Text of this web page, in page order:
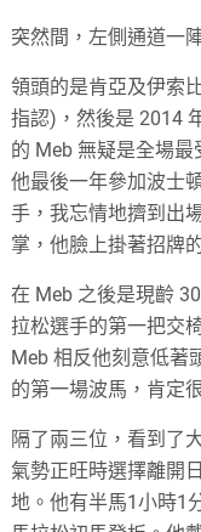
突然間，左側通道一
領頭的是肯亞及伊索
指認)，然後是 2014
的 Meb 無疑是全場
他最後一年參加波士
手，我忘情地擠到出
掌，他臉上掛著招牌
在 Meb 之後是現齡
拉松選手的第一把交
Meb 相反他刻意低著
的第一場波馬，肯定
隔了兩三位，看到了
氣勢正旺時選擇離開
地。他有半馬1小時1